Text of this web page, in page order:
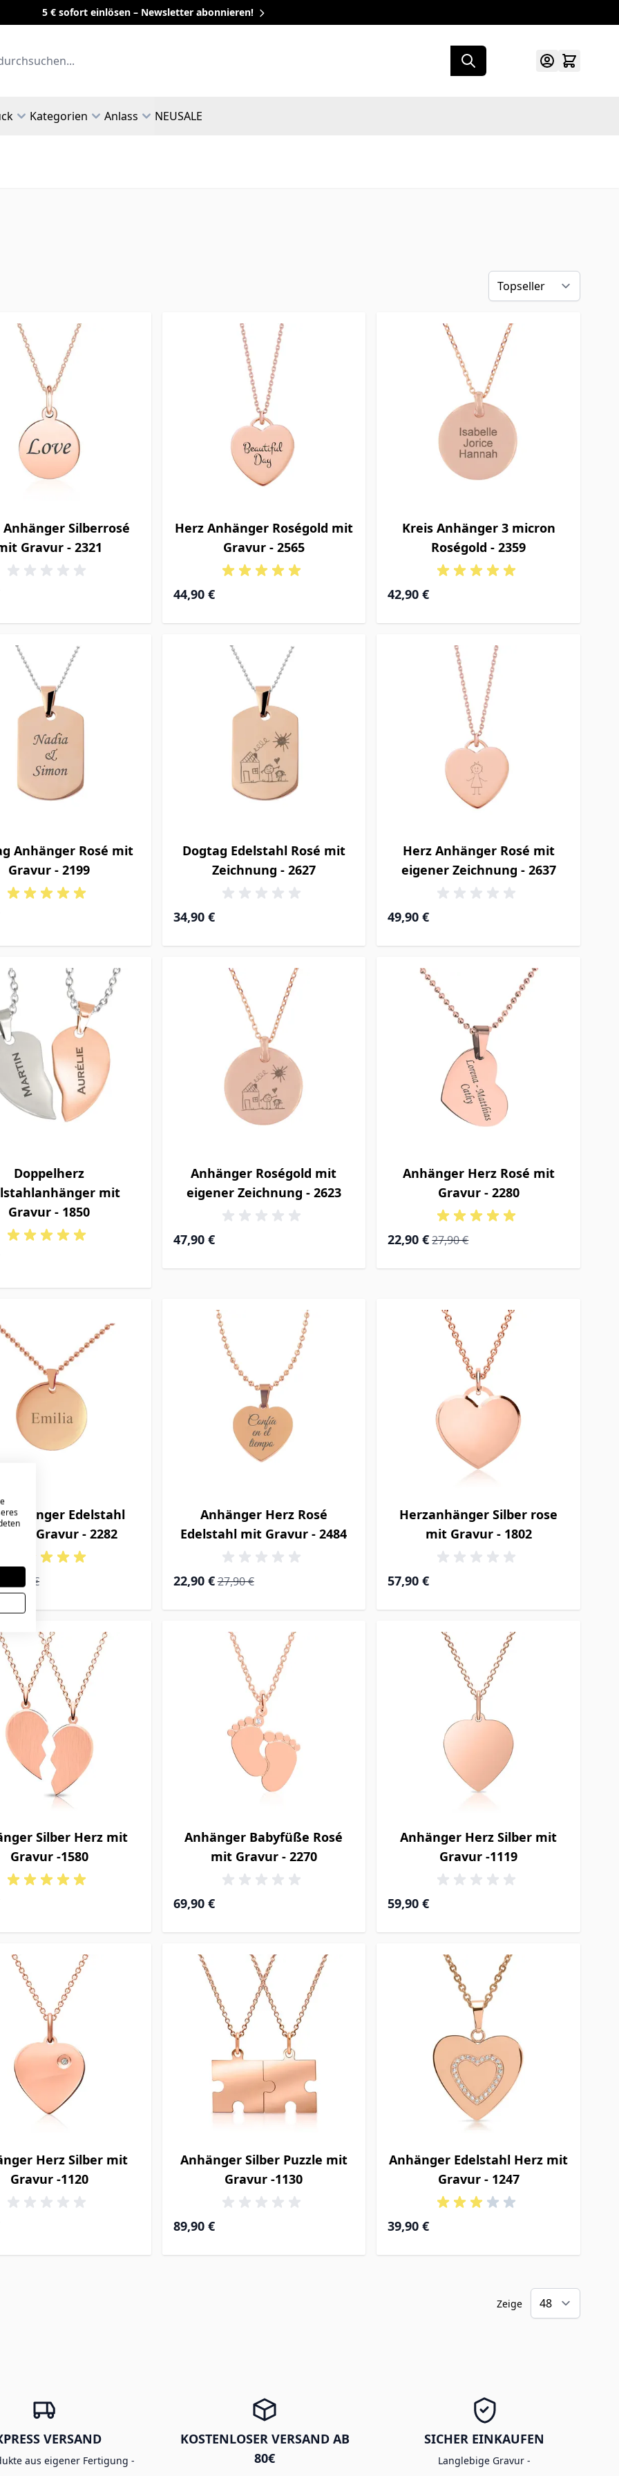
5 € sofort einlösen – Newsletter abonnieren!
Kategorien Anlass NEUSALE
Anhänger Silberrosé
Gravur - 2321
Herz Anhänger Roségold mit
Gravur - 2565
44,90 €
Kreis Anhänger 3 micron
Roségold - 2359
42,90 €
Anhänger Rosé mit
Gravur - 2199
Dogtag Edelstahl Rosé mit
Zeichnung - 2627
34,90 €
Herz Anhänger Rosé mit
eigener Zeichnung - 2637
49,90 €
Doppelherz
mit
Gravur - 1850
Anhänger Roségold mit
eigener Zeichnung - 2623
47,90 €
Anhänger Herz Rosé mit
Gravur - 2280
Special Price
22,90 € Regular Price
27,90 €
Edelstahl
mit Gravur - 2282
Regular Price
27,90 €
Anhänger Herz Rosé
Edelstahl mit Gravur - 2484
Special Price
22,90 € Regular Price
27,90 €
Herzanhänger Silber rose
mit Gravur - 1802
57,90 €
Silber Herz mit
Gravur -1580
Anhänger Babyfüße Rosé
mit Gravur - 2270
69,90 €
Anhänger Herz Silber mit
Gravur -1119
59,90 €
Herz Silber mit
Gravur -1120
Anhänger Silber Puzzle mit
Gravur -1130
89,90 €
Anhänger Edelstahl Herz mit
Gravur - 1247
39,90 €
Zeige
VERSAND
aus eigener Fertigung -
KOSTENLOSER VERSAND AB
80€
SICHER EINKAUFEN
Langlebige Gravur -